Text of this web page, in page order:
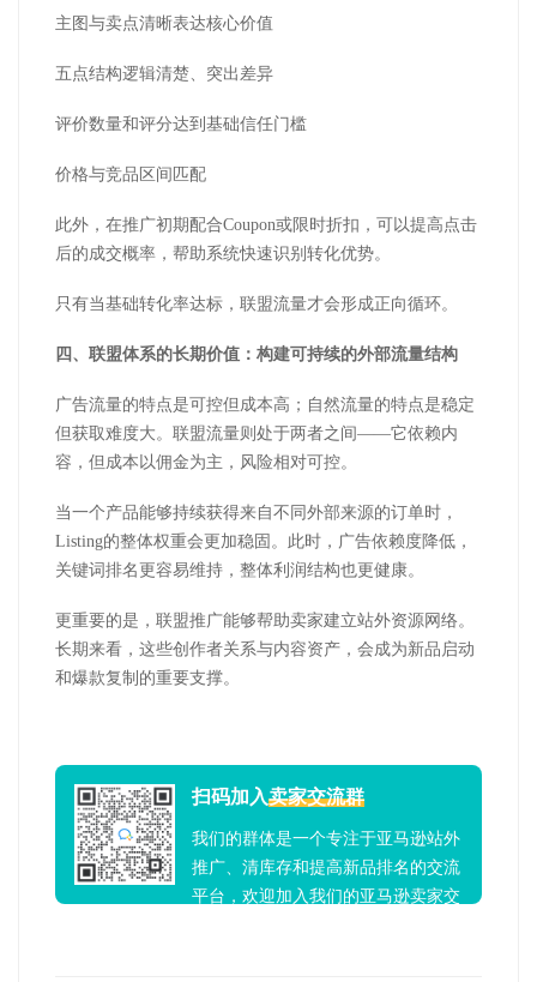
主图与卖点清晰表达核心价值
五点结构逻辑清楚、突出差异
评价数量和评分达到基础信任门槛
价格与竞品区间匹配
此外，在推广初期配合Coupon或限时折扣，可以提高点击
后的成交概率，帮助系统快速识别转化优势。
只有当基础转化率达标，联盟流量才会形成正向循环。
四、联盟体系的长期价值：构建可持续的外部流量结构
广告流量的特点是可控但成本高；自然流量的特点是稳定
但获取难度大。联盟流量则处于两者之间——它依赖内
容，但成本以佣金为主，风险相对可控。
当一个产品能够持续获得来自不同外部来源的订单时，
Listing的整体权重会更加稳固。此时，广告依赖度降低，
关键词排名更容易维持，整体利润结构也更健康。
更重要的是，联盟推广能够帮助卖家建立站外资源网络。
长期来看，这些创作者关系与内容资产，会成为新品启动
和爆款复制的重要支撑。
扫码加入卖家交流群
我们的群体是一个专注于亚马逊站外
推广、清库存和提高新品排名的交流
平台，欢迎加入我们的亚马逊卖家交